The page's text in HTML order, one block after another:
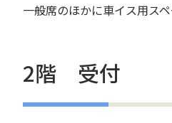
一般席のほかに車イス用ス
2階 受付